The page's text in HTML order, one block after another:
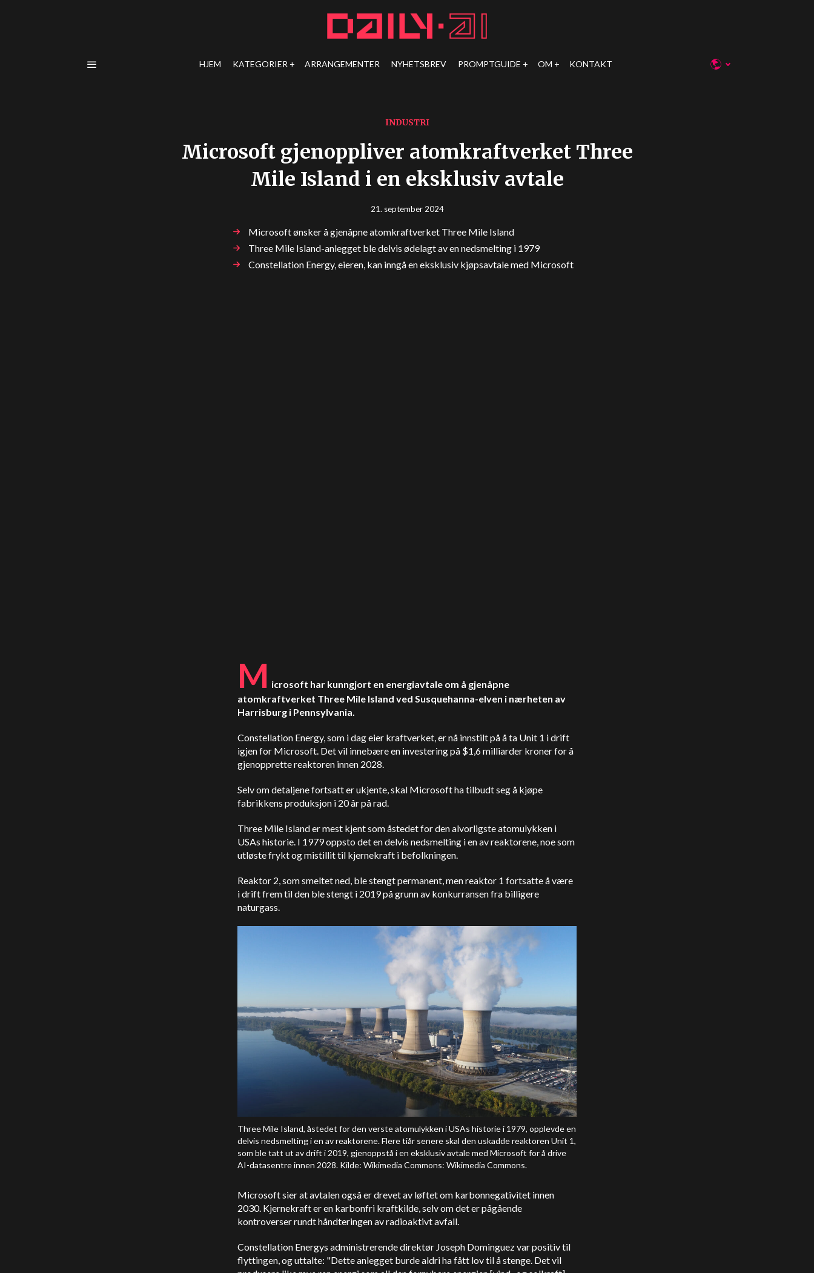
HJEM KATEGORIER ARRANGEMENTER NYHETSBREV PROMPTGUIDE OM KONTAKT
INDUSTRI
Microsoft gjenoppliver atomkraftverket Three
Mile Island i en eksklusiv avtale
21. september 2024
Microsoft ønsker å gjenåpne atomkraftverket Three Mile Island
Three Mile Island-anlegget ble delvis ødelagt av en nedsmelting i 1979
Constellation Energy, eieren, kan inngå en eksklusiv kjøpsavtale med Microsoft
M icrosoft har kunngjort en energiavtale om å gjenåpne
atomkraftverket Three Mile Island ved Susquehanna-elven i nærheten av
Harrisburg i Pennsylvania.
Constellation Energy, som i dag eier kraftverket, er nå innstilt på å ta Unit 1 i drift
igjen for Microsoft. Det vil innebære en investering på $1,6 milliarder kroner for å
gjenopprette reaktoren innen 2028.
Selv om detaljene fortsatt er ukjente, skal Microsoft ha tilbudt seg å kjøpe
fabrikkens produksjon i 20 år på rad.
Three Mile Island er mest kjent som åstedet for den alvorligste atomulykken i
USAs historie. I 1979 oppsto det en delvis nedsmelting i en av reaktorene, noe som
utløste frykt og mistillit til kjernekraft i befolkningen.
Reaktor 2, som smeltet ned, ble stengt permanent, men reaktor 1 fortsatte å være
i drift frem til den ble stengt i 2019 på grunn av konkurransen fra billigere
naturgass.
Three Mile Island, åstedet for den verste atomulykken i USAs historie i 1979, opplevde en
delvis nedsmelting i en av reaktorene. Flere tiår senere skal den uskadde reaktoren Unit 1,
som ble tatt ut av drift i 2019, gjenoppstå i en eksklusiv avtale med Microsoft for å drive
AI-datasentre innen 2028. Kilde: Wikimedia Commons: Wikimedia Commons.
Microsoft sier at avtalen også er drevet av løftet om karbonnegativitet innen
2030. Kjernekraft er en karbonfri kraftkilde, selv om det er pågående
kontroverser rundt håndteringen av radioaktivt avfall.
Constellation Energys administrerende direktør Joseph Dominguez var positiv til
flyttingen, og uttalte: "Dette anlegget burde aldri ha fått lov til å stenge. Det vil